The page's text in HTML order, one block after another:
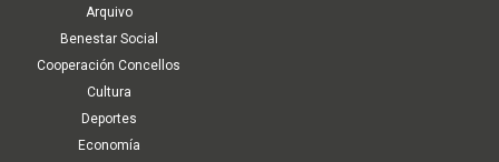
Arquivo
Benestar Social
Cooperación Concellos
Cultura
Deportes
Economía